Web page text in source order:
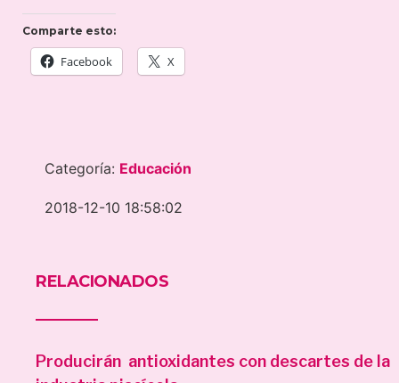
Comparte esto:
Facebook X
Categoría: Educación
2018-12-10 18:58:02
RELACIONADOS
Producirán antioxidantes con descartes de la